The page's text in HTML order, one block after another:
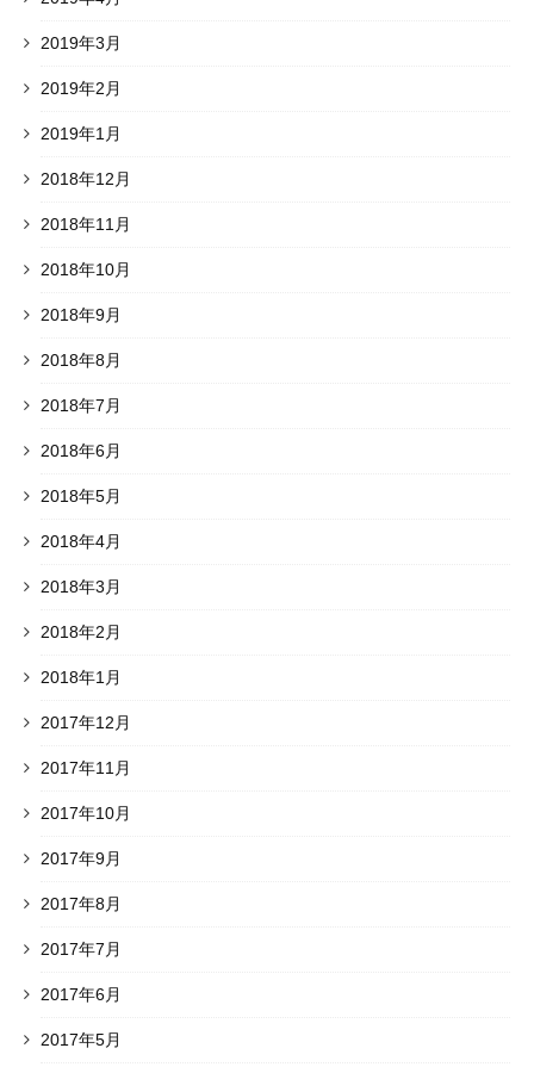
2019年3月
2019年2月
2019年1月
2018年12月
2018年11月
2018年10月
2018年9月
2018年8月
2018年7月
2018年6月
2018年5月
2018年4月
2018年3月
2018年2月
2018年1月
2017年12月
2017年11月
2017年10月
2017年9月
2017年8月
2017年7月
2017年6月
2017年5月